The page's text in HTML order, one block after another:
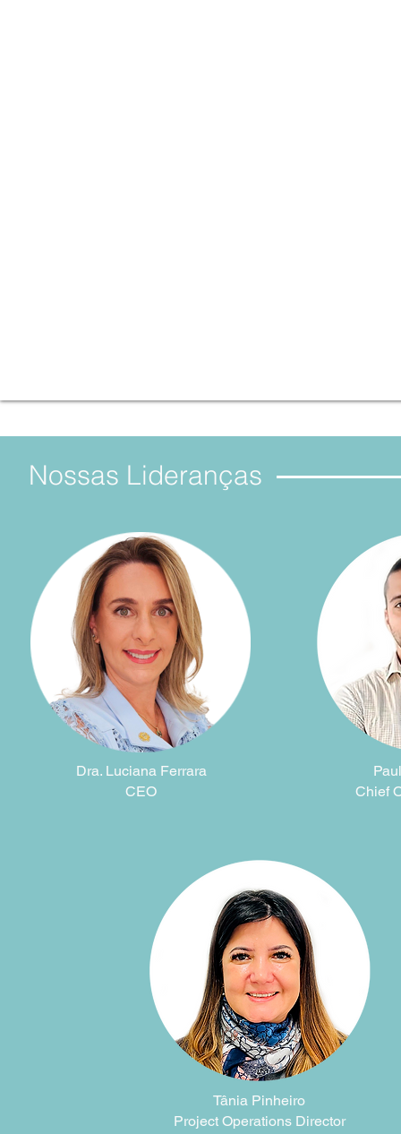
Nossas Lideranças
Dra. Luciana Ferrara
CEO
Chief
Tânia Pinheiro
Project Operations Director